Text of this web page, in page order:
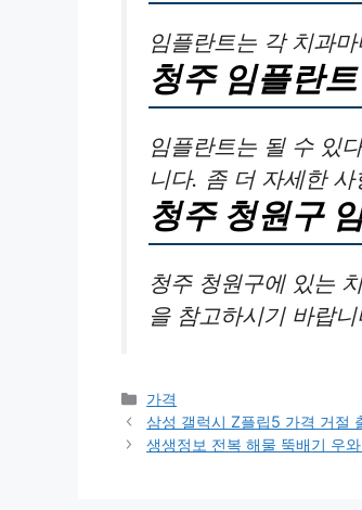
임플란트는 각 치과
청주 임플란
임플란트는 될 수 있
니다. 좀 더 자세한
청주 청원구
청주 청원구에 있는
을 참고하시기 바랍니
카
테
고
가격
삼성 갤럭시 Z플립5 가격 거절
생생정보 전복 해물 뚝배기 우